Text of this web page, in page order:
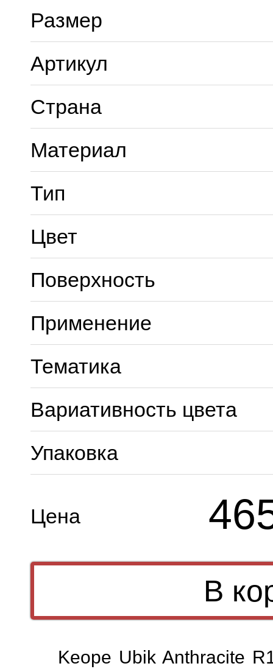
Размер
Артикул
Страна
Материал
Тип
Цвет
Поверхность
Применение
Тематика
Вариативность цвета
Упаковка
Цена
Keope Ubik Anthracite